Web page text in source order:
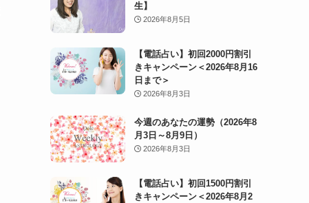
生】
2026年8月5日
【電話占い】初回2000円割引
きキャンペーン＜2026年8月16
日まで＞
2026年8月3日
今週のあなたの運勢（2026年8
月3日～8月9日）
2026年8月3日
【電話占い】初回1500円割引
きキャンペーン＜2026年8月2